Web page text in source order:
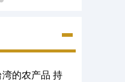
的农产品 持